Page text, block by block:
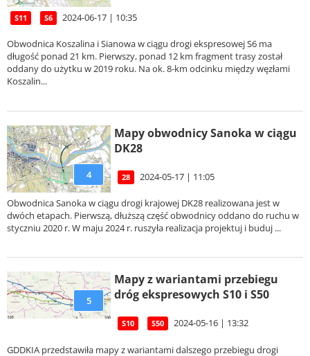
S11 S6 2024-06-17 | 10:35
Obwodnica Koszalina i Sianowa w ciągu drogi ekspresowej S6 ma
długość ponad 21 km. Pierwszy, ponad 12 km fragment trasy został
oddany do użytku w 2019 roku. Na ok. 8-km odcinku między węzłami
Koszalin...
4
Mapy obwodnicy Sanoka w ciągu
DK28
28 2024-05-17 | 11:05
Obwodnica Sanoka w ciągu drogi krajowej DK28 realizowana jest w
dwóch etapach. Pierwszą, dłuższą część obwodnicy oddano do ruchu w
styczniu 2020 r. W maju 2024 r. ruszyła realizacja projektuj i buduj ...
5
Mapy z wariantami przebiegu
dróg ekspresowych S10 i S50
S10 S50 2024-05-16 | 13:32
GDDKIA przedstawiła mapy z wariantami dalszego przebiegu drogi